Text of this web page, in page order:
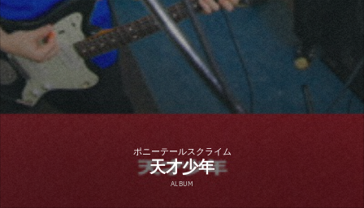
ポニーテールスクライム
天才少年
ALBUM